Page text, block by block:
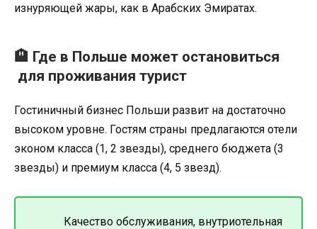
изнуряющей жары, как в Арабских Эмиратах.
🏨 Где в Польше может остановиться
для проживания турист
Гостиничный бизнес Польши развит на достаточно
высоком уровне. Гостям страны предлагаются отели
эконом класса (1, 2 звезды), среднего бюджета (3
звезды) и премиум класса (4, 5 звезд).
Качество обслуживания, внутриотельная